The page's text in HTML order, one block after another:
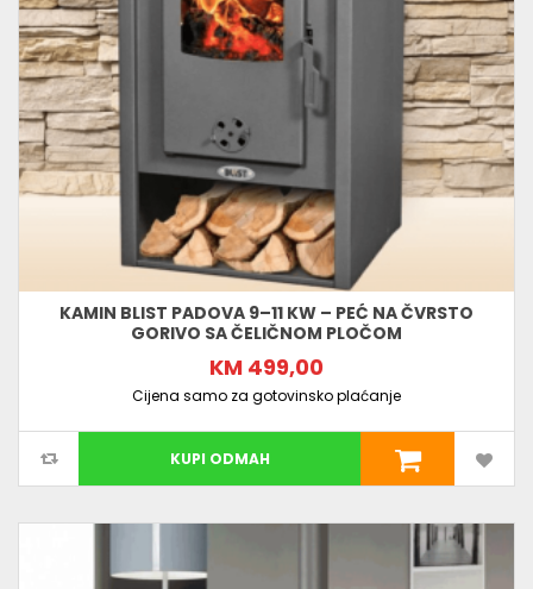
KAMIN BLIST PADOVA 9–11 KW – PEĆ NA ČVRSTO
GORIVO SA ČELIČNOM PLOČOM
KM 499,00
Cijena samo za gotovinsko plaćanje
KUPI ODMAH